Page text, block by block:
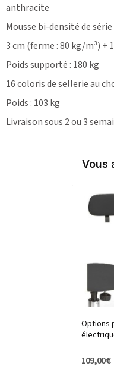
anthracite
Mousse bi-densité de
3 cm (ferme : 80 kg/m³) +
Poids supporté : 180 kg
16 coloris de sellerie au
Poids : 103 kg
Livraison sous 2 ou 3
Vous
Options
109,00 €